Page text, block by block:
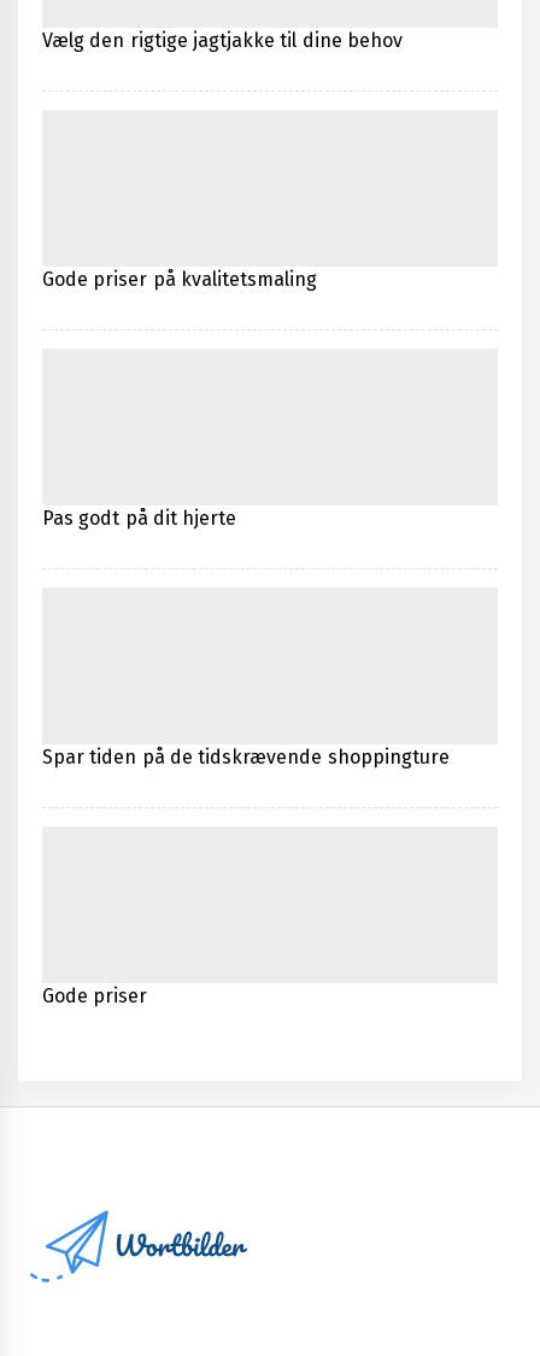
Vælg den rigtige jagtjakke til dine behov
Gode priser på kvalitetsmaling
Pas godt på dit hjerte
Spar tiden på de tidskrævende shoppingture
Gode priser